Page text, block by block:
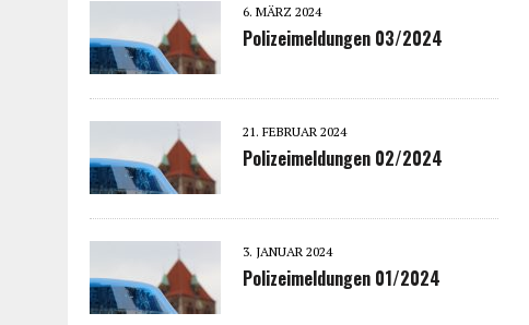
6. MÄRZ 2024
Polizeimeldungen 03/2024
21. FEBRUAR 2024
Polizeimeldungen 02/2024
3. JANUAR 2024
Polizeimeldungen 01/2024